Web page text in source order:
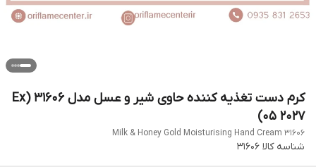
کرم دست تغذیه کننده حاوی شیر و عسل مدل 31606 (Ex
05 2027)
Milk & Honey Gold Moisturising Hand Cream 31606
شناسه کالا 31606